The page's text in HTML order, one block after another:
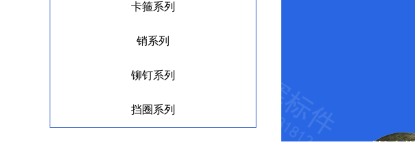
卡箍系列
销系列
铆钉系列
挡圈系列